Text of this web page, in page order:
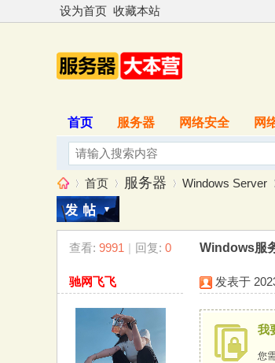
设为首页 收藏本站
首页 服务器 网络安全 网
»
首页
›
服务器
›
Windows Server
›
查看: 9991 | 回复: 0 Windows服
驰网飞飞 发表于
我
您